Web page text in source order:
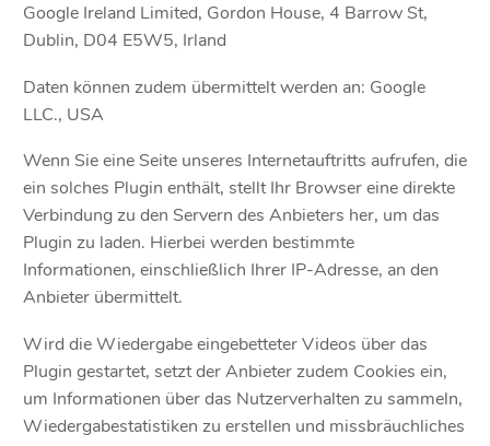
Google Ireland Limited, Gordon House, 4 Barrow St,
Dublin, D04 E5W5, Irland
Daten können zudem übermittelt werden an: Google
LLC., USA
Wenn Sie eine Seite unseres Internetauftritts aufrufen, die
ein solches Plugin enthält, stellt Ihr Browser eine direkte
Verbindung zu den Servern des Anbieters her, um das
Plugin zu laden. Hierbei werden bestimmte
Informationen, einschließlich Ihrer IP-Adresse, an den
Anbieter übermittelt.
Wird die Wiedergabe eingebetteter Videos über das
Plugin gestartet, setzt der Anbieter zudem Cookies ein,
um Informationen über das Nutzerverhalten zu sammeln,
Wiedergabestatistiken zu erstellen und missbräuchliches